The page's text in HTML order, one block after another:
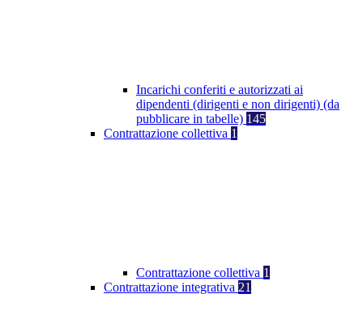
Incarichi conferiti e autorizzati ai
dipendenti (dirigenti e non dirigenti) (da
pubblicare in tabelle) 145
Contrattazione collettiva 1
Contrattazione collettiva 1
Contrattazione integrativa 21